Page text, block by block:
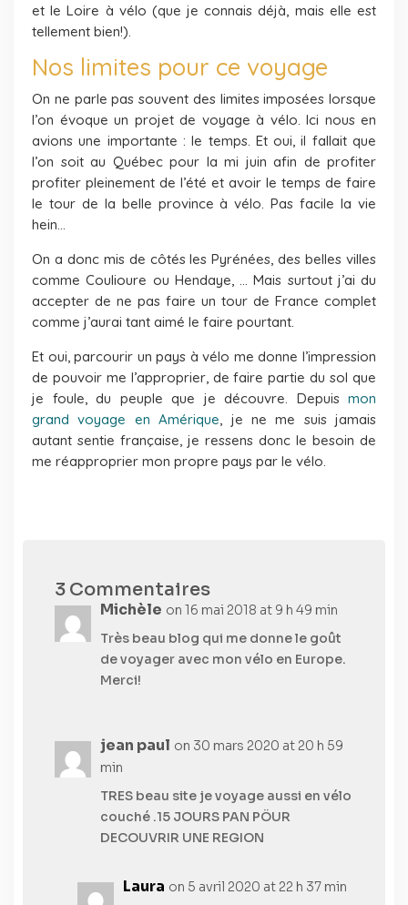
et le Loire à vélo (que je connais déjà, mais elle est
tellement bien!).
Nos limites pour ce voyage
On ne parle pas souvent des limites imposées lorsque
l’on évoque un projet de voyage à vélo. Ici nous en
avions une importante : le temps. Et oui, il fallait que
l’on soit au Québec pour la mi juin afin de profiter
profiter pleinement de l’été et avoir le temps de faire
le tour de la belle province à vélo. Pas facile la vie
hein…
On a donc mis de côtés les Pyrénées, des belles villes
comme Coulioure ou Hendaye, … Mais surtout j’ai du
accepter de ne pas faire un tour de France complet
comme j’aurai tant aimé le faire pourtant.
Et oui, parcourir un pays à vélo me donne l’impression
de pouvoir me l’approprier, de faire partie du sol que
je foule, du peuple que je découvre. Depuis mon
grand voyage en Amérique, je ne me suis jamais
autant sentie française, je ressens donc le besoin de
me réapproprier mon propre pays par le vélo.
3 Commentaires
Michèle on 16 mai 2018 at 9 h 49 min
Très beau blog qui me donne le goût
de voyager avec mon vélo en Europe.
Merci!
jean paul on 30 mars 2020 at 20 h 59
min
TRES beau site je voyage aussi en vélo
couché .15 JOURS PAN PÖUR
DECOUVRIR UNE REGION
Laura on 5 avril 2020 at 22 h 37 min